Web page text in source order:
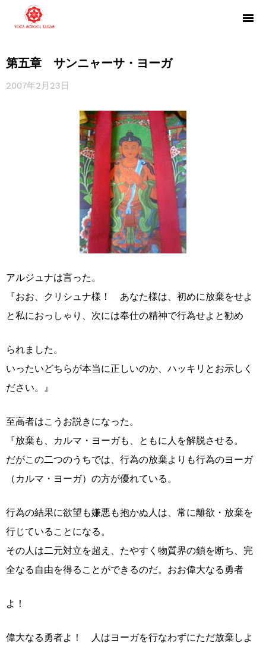
第五章 サンニャーサ・ヨーガ
2007年2月23日
アルジュナは言った。
『おお、クリシュナ様！ あなた様は、初めに放棄をせよ
と私におっしゃり、次には奉仕の精神で行為せよと勧め
られました。
いったいどちらが本当に正しいのか、ハッキリとお示しく
ださい。』
至高者はこうお説きになった。
『放棄も、カルマ・ヨーガも、ともに人を解脱させる。
だがこの二つのうちでは、行為の放棄よりも行為のヨーガ
（カルマ・ヨーガ）の方が優れている。
行為の結果に欲望も嫌悪も抱かぬ人は、常に離欲・放棄を
行じていることになる。
その人は二元対立を超え、たやすく物質界の鎖を断ち、完
全なる自由を得ることができるのだ。おお偉大なる勇者
よ！
偉大なる勇者よ！ 人はヨーガを行なわずにただ放棄しよ